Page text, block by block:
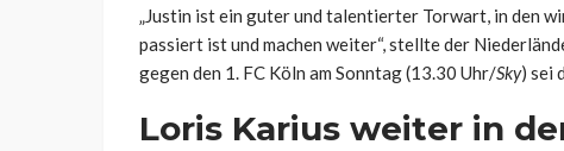
„Justin ist ein guter und talentierter Torwart, in den
passiert ist und machen weiter“, stellte der
gegen den 1. FC Köln am Sonntag (13.30 Uhr/Sky) sei
Loris Karius weiter in